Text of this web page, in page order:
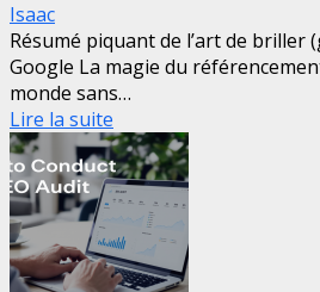
Isaac
Résumé piquant de l’art de
Google La magie du
monde sans…
Lire la suite